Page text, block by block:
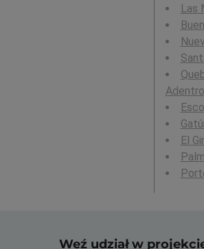
Las
Adentro
El
Weź udział w